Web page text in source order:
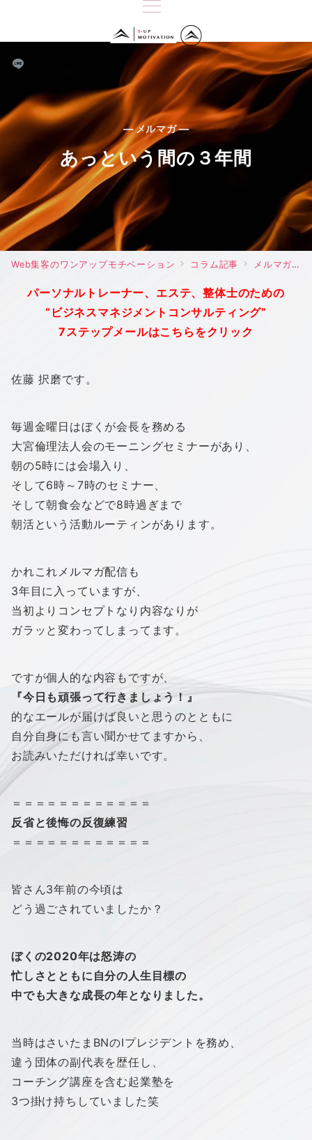
— メルマガ —
あっという間の３年間
Web集客のワンアップモチベーション コラム記事 メルマガ
パーソナルトレーナー、エステ、整体士のための
“ビジネスマネジメントコンサルティング”
7ステップメールはこちらをクリック
佐藤 択磨です。
毎週金曜日はぼくが会長を務める
大宮倫理法人会のモーニングセミナーがあり、
朝の5時には会場入り、
そして6時～7時のセミナー、
そして朝食会などで8時過ぎまで
朝活という活動ルーティンがあります。
かれこれメルマガ配信も
3年目に入っていますが、
当初よりコンセプトなり内容なりが
ガラッと変わってしまってます。
ですが個人的な内容もですが、
『今日も頑張って行きましょう！』
的なエールが届けば良いと思うのとともに
自分自身にも言い聞かせてますから、
お読みいただければ幸いです。
＝＝＝＝＝＝＝＝＝＝＝＝
反省と後悔の反復練習
＝＝＝＝＝＝＝＝＝＝＝＝
皆さん3年前の今頃は
どう過ごされていましたか？
ぼくの2020年は怒涛の
忙しさとともに自分の人生目標の
中でも大きな成長の年となりました。
当時はさいたまBNのIプレジデントを務め、
違う団体の副代表を歴任し、
コーチング講座を含む起業塾を
3つ掛け持ちしていました笑